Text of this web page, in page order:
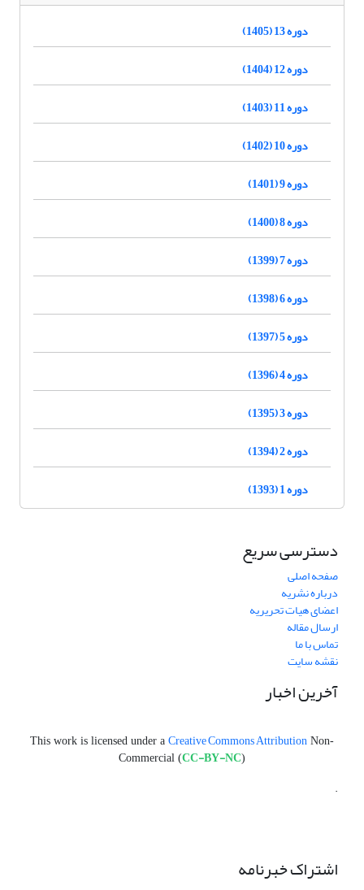
دوره 13 (1405)
دوره 12 (1404)
دوره 11 (1403)
دوره 10 (1402)
دوره 9 (1401)
دوره 8 (1400)
دوره 7 (1399)
دوره 6 (1398)
دوره 5 (1397)
دوره 4 (1396)
دوره 3 (1395)
دوره 2 (1394)
دوره 1 (1393)
دسترسی سریع
صفحه اصلی
درباره نشریه
اعضای هیات تحریریه
ارسال مقاله
تماس با ما
نقشه سایت
آخرین اخبار
This work is licensed under a Creative Commons Attribution Non-
Commercial (CC-BY-NC)
.
اشتراک خبرنامه